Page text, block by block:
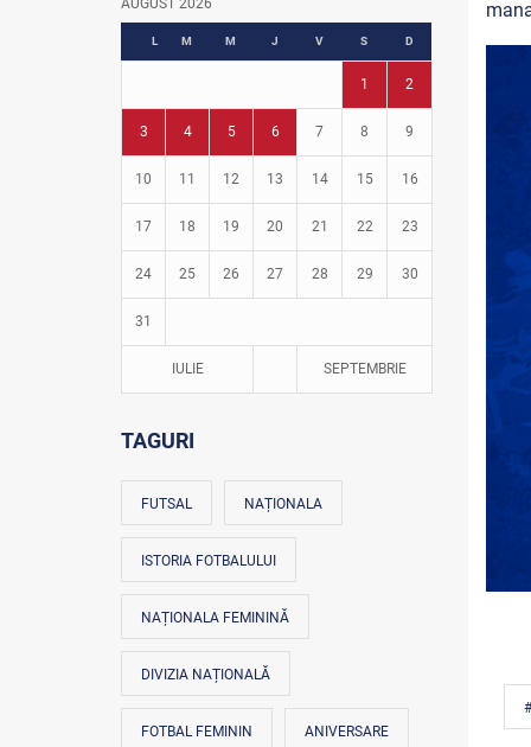
Fotbal în grădinițe
AUGUST 2026
L M M J V S D
1 2
3 4 5 6 7 8 9
10 11 12 13 14 15 16
17 18 19 20 21 22 23
24 25 26 27 28 29 30
31
IULIE SEPTEMBRIE
TAGURI
FUTSAL NAȚIONALA
ISTORIA FOTBALULUI
NAȚIONALA FEMININĂ
DIVIZIA NAȚIONALĂ
FOTBAL FEMININ ANIVERSARE